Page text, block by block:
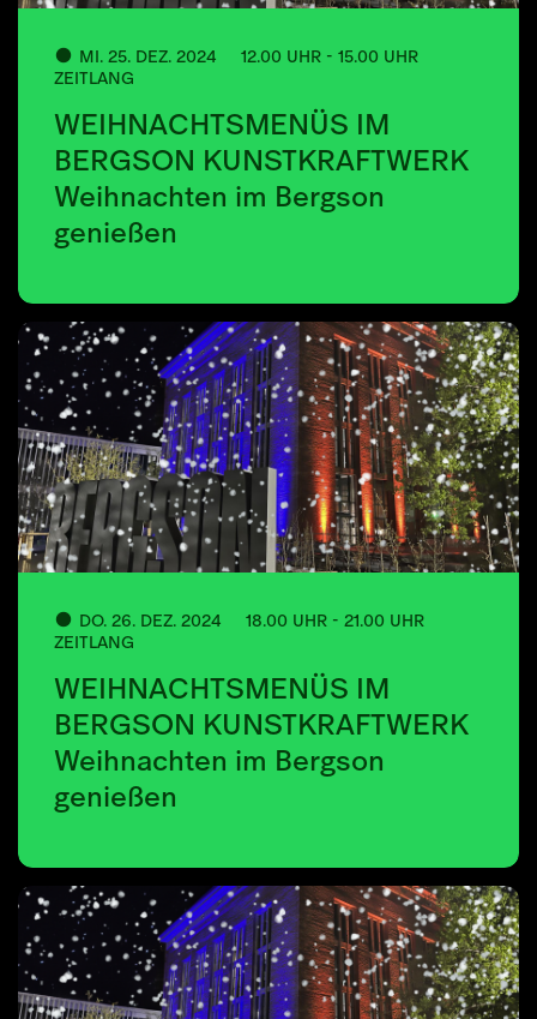
MI. 25. DEZ. 2024
12.00 UHR - 15.00 UHR
ZEITLANG
WEIHNACHTSMENÜS IM
BERGSON KUNSTKRAFTWERK
Weihnachten im Bergson
genießen
DO. 26. DEZ. 2024
18.00 UHR - 21.00 UHR
ZEITLANG
WEIHNACHTSMENÜS IM
BERGSON KUNSTKRAFTWERK
Weihnachten im Bergson
genießen